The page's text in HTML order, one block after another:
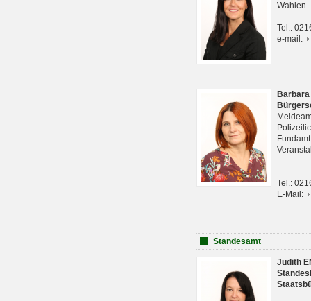
Wahlen
Tel.:
e-mail:
Tel.:
E-Mail:
Standesamt
Judith